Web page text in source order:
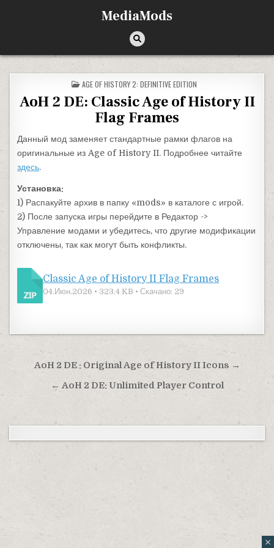
MediaMods
ОПУБЛИКОВАНО В
AGE OF HISTORY 2: DEFINITIVE EDITION
AoH 2 DE: Classic Age of History II
Flag Frames
Данный мод заменяет стандартные рамки флагов на
оригинальные из Age of History II. Подробнее читайте
здесь.
Установка:
1) Распакуйте архив в папку «mods» в каталоге с игрой.
2) После запуска игры перейдите в Редактор ->
Управление модами и убедитесь, что другие модификации
отключены, так как могут быть конфликты.
Classic Age of History II Flag Frames
04.Июн.2026 • 323.4 KB • Скачано: 29
Навигация по записям
AoH 2 DE : Original Age of History II Icons →
← AoH 2 DE: Unlimited Player Control